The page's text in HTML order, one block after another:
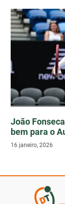
João
bem para o
16 janeiro, 2026